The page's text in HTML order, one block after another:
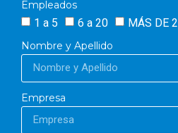
Empleados
1 a 5 6 a 20 MÁS DE
Nombre y Apellido
Empresa